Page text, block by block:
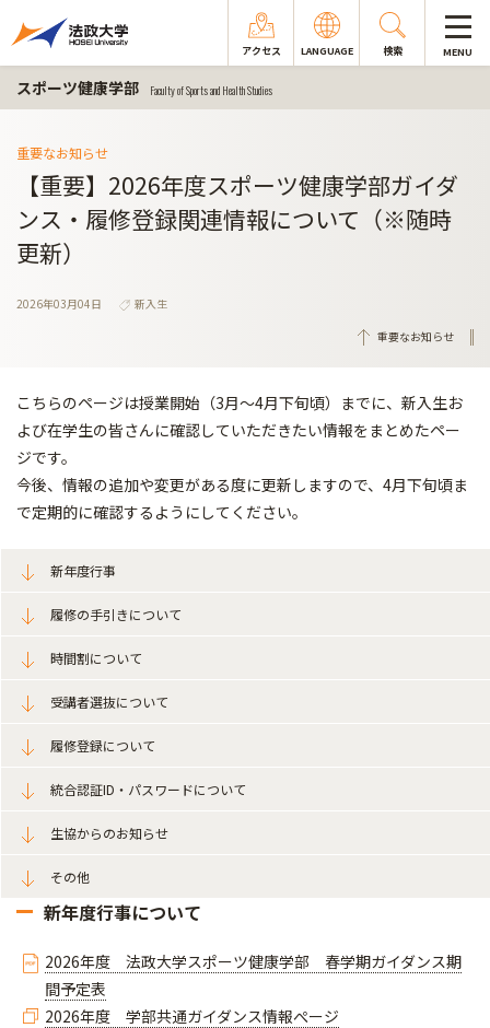
アクセス LANGUAGE 検索 MENU
スポーツ健康学部 Faculty of Sports and Health Studies
重要なお知らせ
【重要】2026年度スポーツ健康学部ガイダ
ンス・履修登録関連情報について（※随時
更新）
2026年03月04日
新入生
重要なお知らせ
こちらのページは授業開始（3月～4月下旬頃）までに、新入生お
よび在学生の皆さんに確認していただきたい情報をまとめたペー
ジです。
今後、情報の追加や変更がある度に更新しますので、4月下旬頃ま
で定期的に確認するようにしてください。
新年度行事
履修の手引きについて
時間割について
受講者選抜について
履修登録について
統合認証ID・パスワードについて
生協からのお知らせ
その他
新年度行事について
2026年度 法政大学スポーツ健康学部 春学期ガイダンス期
間予定表
2026年度 学部共通ガイダンス情報ぺージ